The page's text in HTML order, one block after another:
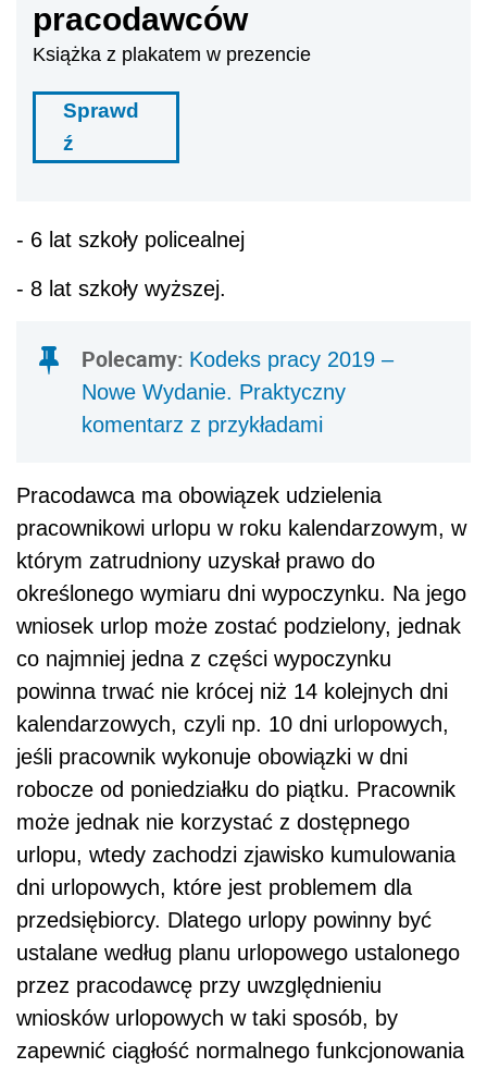
pracodawców
Książka z plakatem w prezencie
Sprawd
ź
- 6 lat szkoły policealnej
- 8 lat szkoły wyższej.
Polecamy: Kodeks pracy 2019 –
Nowe Wydanie. Praktyczny
komentarz z przykładami
Pracodawca ma obowiązek udzielenia
pracownikowi urlopu w roku kalendarzowym, w
którym zatrudniony uzyskał prawo do
określonego wymiaru dni wypoczynku. Na jego
wniosek urlop może zostać podzielony, jednak
co najmniej jedna z części wypoczynku
powinna trwać nie krócej niż 14 kolejnych dni
kalendarzowych, czyli np. 10 dni urlopowych,
jeśli pracownik wykonuje obowiązki w dni
robocze od poniedziałku do piątku. Pracownik
może jednak nie korzystać z dostępnego
urlopu, wtedy zachodzi zjawisko kumulowania
dni urlopowych, które jest problemem dla
przedsiębiorcy. Dlatego urlopy powinny być
ustalane według planu urlopowego ustalonego
przez pracodawcę przy uwzględnieniu
wniosków urlopowych w taki sposób, by
zapewnić ciągłość normalnego funkcjonowania